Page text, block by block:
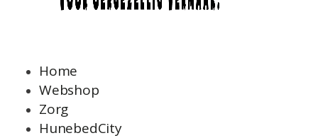
Home
Webshop
Zorg
HunebedCity